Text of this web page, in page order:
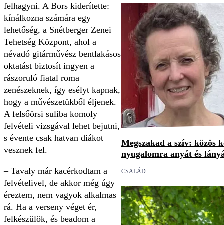
felhagyni. A Bors kiderítette:
kínálkozna számára egy
lehetőség, a Snétberger Zenei
Tehetség Központ, ahol a
névadó gitárművész bentlakásos
oktatást biztosít ingyen a
rászoruló fiatal roma
zenészeknek, így esélyt kapnak,
hogy a művészetükből éljenek.
A felsőörsi suliba komoly
felvételi vizsgával lehet bejutni,
s évente csak hatvan diákot
vesznek fel.
– Tavaly már kacérkodtam a
felvételivel, de akkor még úgy
éreztem, nem vagyok alkalmas
rá. Ha a verseny véget ér,
felkészülök, és beadom a
Megszakad a szív: közös
nyugalomra anyát és
CSALÁD